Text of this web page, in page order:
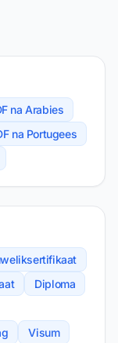
na Arabies
na Portugees
Diploma
Visum